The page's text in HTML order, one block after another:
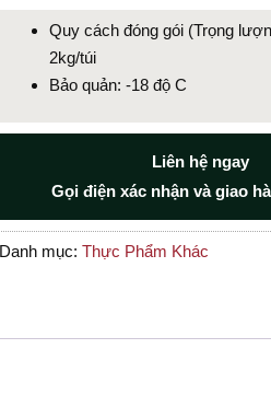
Quy cách đóng gói (Trọng
2kg/túi
Bảo quản: -18 độ C
Danh mục:Thực Phẩm Khác
Liên hệ ngay
Gọi điện xác nhận và giao